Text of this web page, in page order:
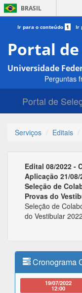
BRASIL
Ir para o conteúdo 1 Ir
Portal de
Universidade
Perguntas
Portal de
Serviços Editais
Edital 08/2022 -
Aplicação 21/08/
Seleção de
Provas do
Seleção de
do Vestibular
Cronograma
19/07/2022
12:00